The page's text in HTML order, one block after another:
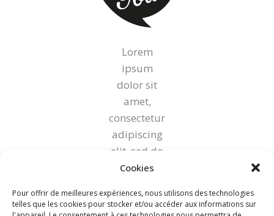
Cookies
Pour offrir de meilleures expériences, nous utilisons des technologies
telles que les cookies pour stocker et/ou accéder aux informations sur
Lorem
ipsum
dolor sit
amet,
consectetur
adipiscing
elit, sed do
eiusmod
incididunt